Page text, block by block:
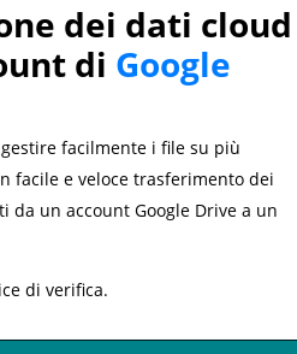
dei dati cloud
di Google
facilmente i file su più
facile e veloce trasferimento dei
un account Google Drive a un
di verifica.